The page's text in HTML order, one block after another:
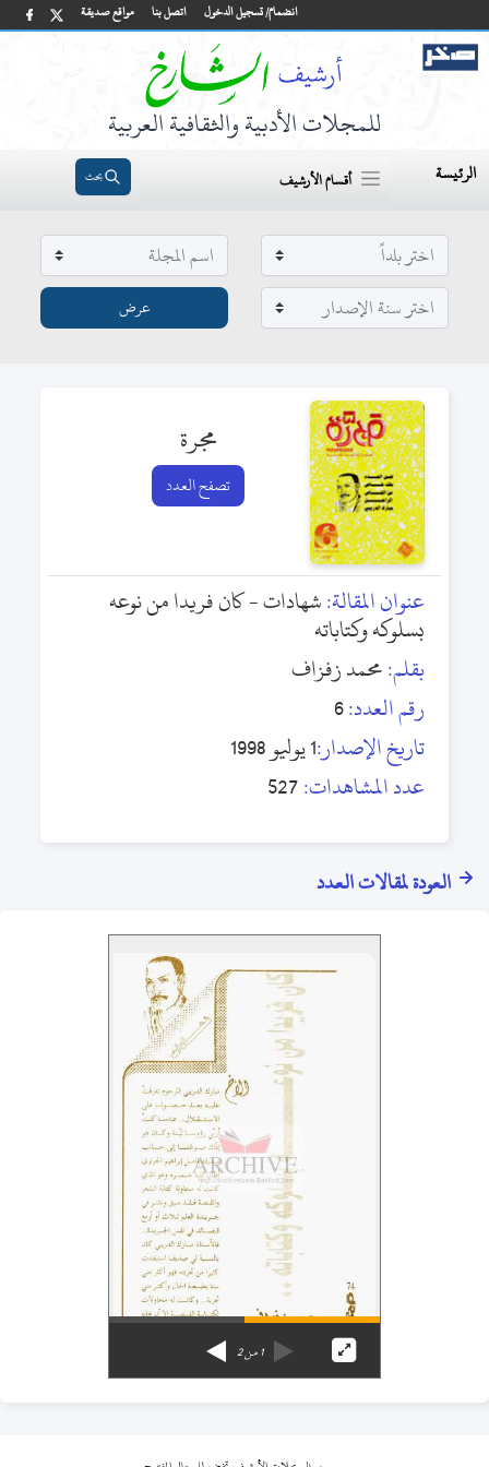
مواقع صديقة اتصل بنا انضمام/ تسجيل الدخول
للمجلات الأدبية والثقافية العربية
الرئيسة أقسام الأرشيف بحث
مجرة
تصفح العدد
عنوان المقالة:شهادات - كان فريدا من نوعه
بسلوكه وكتاباته
بقلم:محمد زفزاف
رقم العدد:6
تاريخ الإصدار:1 يوليو 1998
عدد المشاهدات:527
العودة لمقالات العدد
1من2